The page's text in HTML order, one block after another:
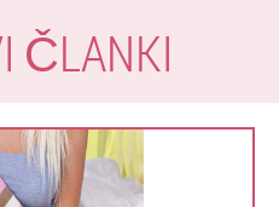
ČLANKI